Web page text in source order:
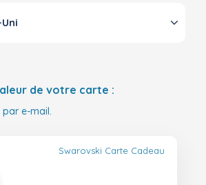
de votre carte :
e-mail.
Swarovski Carte Cadeau